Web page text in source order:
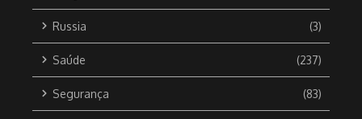
Russia (3)
Saúde (237)
Segurança (83)